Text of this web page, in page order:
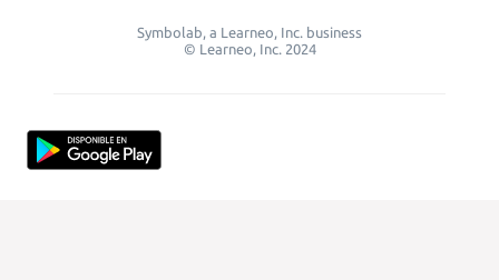
Symbolab, a Learneo, Inc. business
© Learneo, Inc. 2024